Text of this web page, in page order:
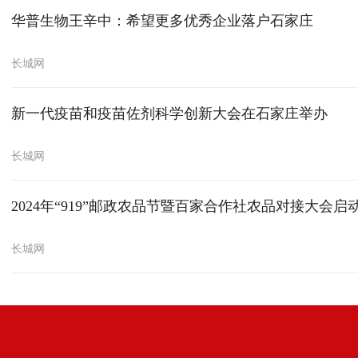
华普生物王辛中：希望更多优秀企业落户石家庄
长城网
新一代疫苗和疫苗佐剂科学创新大会在石家庄举办
长城网
2024年“919”邮政农品节暨百家合作社农品对接大会启
长城网